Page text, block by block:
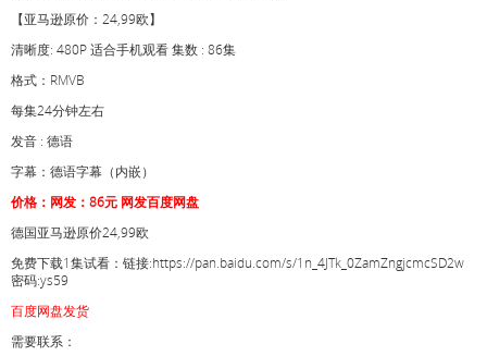
【亚马逊原价：24,99欧】
清晰度: 480P 适合手机观看 集数 : 86集
格式：RMVB
每集24分钟左右
发音 : 德语
字幕：德语字幕（内嵌）
价格：网发：86元 网发百度网盘
德国亚马逊原价24,99欧
免费下载1集试看：链接:https://pan.baidu.com/s/1n_4JTk_0ZamZngjcmcSD2w
密码:ys59
百度网盘发货
需要联系：